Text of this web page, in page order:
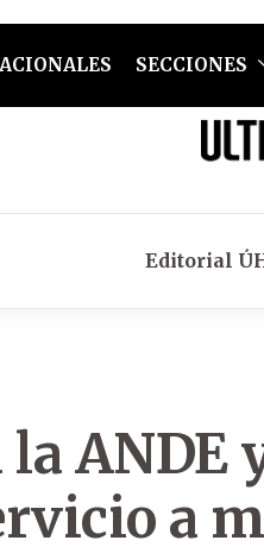
SECCIONES
Editorial
la ANDE
a